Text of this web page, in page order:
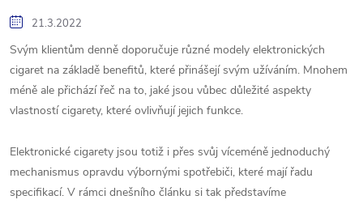
21.3.2022
Svým klientům denně doporučuje různé modely elektronických
cigaret na základě benefitů, které přinášejí svým užíváním. Mnohem
méně ale přichází řeč na to, jaké jsou vůbec důležité aspekty
vlastností cigarety, které ovlivňují jejich funkce.
Elektronické cigarety jsou totiž i přes svůj víceméně jednoduchý
mechanismus opravdu výbornými spotřebiči, které mají řadu
specifikací. V rámci dnešního článku si tak představíme